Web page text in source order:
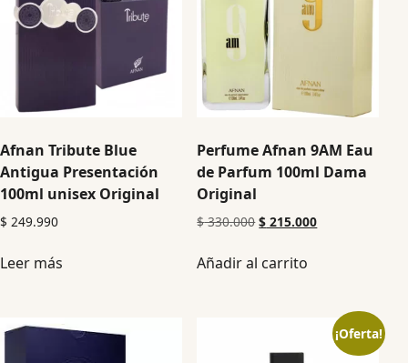
Afnan Tribute Blue
Antigua Presentación
100ml unisex Original
$ 249.990
Leer más
Perfume Afnan 9AM Eau
de Parfum 100ml Dama
Original
$330.000 $ 215.000
Añadir al carrito
¡Oferta!